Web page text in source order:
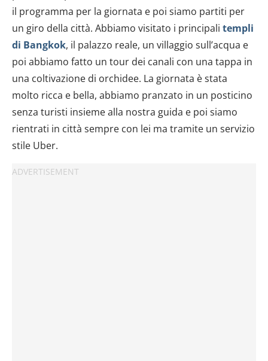
il programma per la giornata e poi siamo partiti per
un giro della città. Abbiamo visitato i principali templi
di Bangkok, il palazzo reale, un villaggio sull’acqua e
poi abbiamo fatto un tour dei canali con una tappa in
una coltivazione di orchidee. La giornata è stata
molto ricca e bella, abbiamo pranzato in un posticino
senza turisti insieme alla nostra guida e poi siamo
rientrati in città sempre con lei ma tramite un servizio
stile Uber.